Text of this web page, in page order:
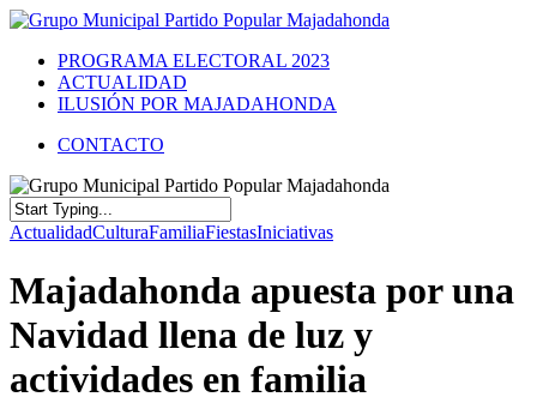
PROGRAMA ELECTORAL 2023
ACTUALIDAD
ILUSIÓN POR MAJADAHONDA
CONTACTO
ActualidadCulturaFamiliaFiestasIniciativas
Majadahonda apuesta por una
Navidad llena de luz y
actividades en familia